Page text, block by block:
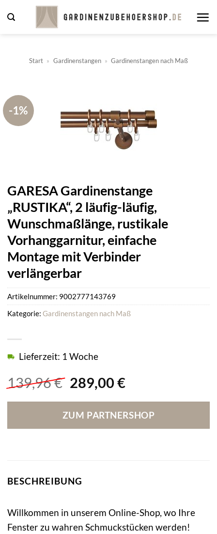
Inhalt
Start » Gardinenstangen » Gardinenstangen nach Maß
-1%
GARESA Gardinenstange
„RUSTIKA“, 2 läufig-läufig,
Wunschmaßlänge, rustikale
Vorhanggarnitur, einfache
Montage mit Verbinder
verlängerbar
139,96€ Ursprünglicher
war:
139,96 €
289,00 €Aktueller
ist:
289,00 €.
Lieferzeit: 1 Woche
ZUM PARTNERSHOP
Artikelnummer: 9002777143769
Kategorie: Gardinenstangen nach Maß
BESCHREIBUNG
Willkommen in unserem Online-Shop, wo Ihre
Fenster zu wahren Schmuckstücken werden!